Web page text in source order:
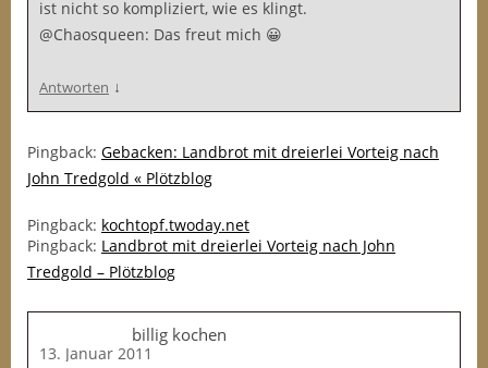
ist nicht so kompliziert, wie es klingt.
@Chaosqueen: Das freut mich 😀
Antworten ↓
Pingback: Gebacken: Landbrot mit dreierlei Vorteig nach
John Tredgold « Plötzblog
Pingback: kochtopf.twoday.net
Pingback: Landbrot mit dreierlei Vorteig nach John
Tredgold – Plötzblog
billig kochen
13. Januar 2011